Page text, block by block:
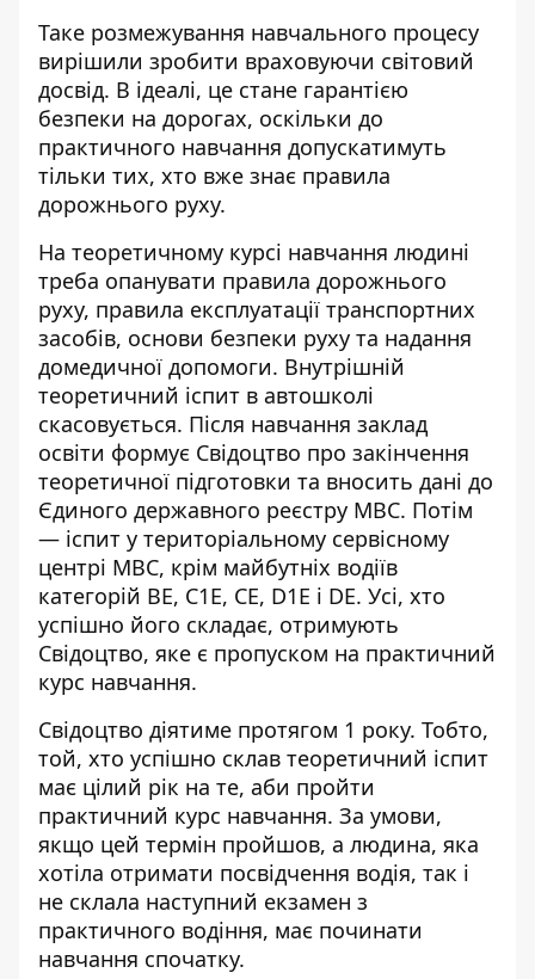
Таке розмежування навчального процесу
вирішили зробити враховуючи світовий
досвід. В ідеалі, це стане гарантією
безпеки на дорогах, оскільки до
практичного навчання допускатимуть
тільки тих, хто вже знає правила
дорожнього руху.
На теоретичному курсі навчання людині
треба опанувати правила дорожнього
руху, правила експлуатації транспортних
засобів, основи безпеки руху та надання
домедичної допомоги. Внутрішній
теоретичний іспит в автошколі
скасовується. Після навчання заклад
освіти формує Свідоцтво про закінчення
теоретичної підготовки та вносить дані до
Єдиного державного реєстру МВС. Потім
— іспит у територіальному сервісному
центрі МВС, крім майбутніх водіїв
категорій ВЕ, С1Е, СЕ, D1E і DE. Усі, хто
успішно його складає, отримують
Свідоцтво, яке є пропуском на практичний
курс навчання.
Свідоцтво діятиме протягом 1 року. Тобто,
той, хто успішно склав теоретичний іспит
має цілий рік на те, аби пройти
практичний курс навчання. За умови,
якщо цей термін пройшов, а людина, яка
хотіла отримати посвідчення водія, так і
не склала наступний екзамен з
практичного водіння, має починати
навчання спочатку.